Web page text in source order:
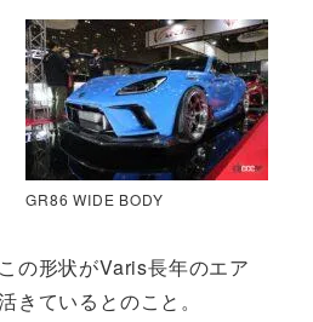
GR86 WIDE BODY
の形状がVaris長年のエア
きているとのこと。